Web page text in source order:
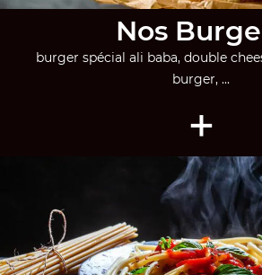
Nos
burger spécial ali baba, double
burger, ...
+